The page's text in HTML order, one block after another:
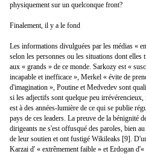
physiquement sur un quelconque front?
Finalement, il y a le fond
Les informations divulguées par les médias «
selon les personnes ou les situations dont
aux « grands » de ce monde. Sarkozy est «
incapable et inefficace », Merkel « évite de
d'imagination », Poutine et Medvedev sont
si les adjectifs sont quelque peu
est à des années-lumière de ce qui se publie
pays de ces leaders. La preuve de la bénignité
dirigeants ne s'est offusqué des paroles, bien
de leur soutien et ont fustigé Wikileaks [9].
Karzai d' « extrêmement faible » et Erdogan